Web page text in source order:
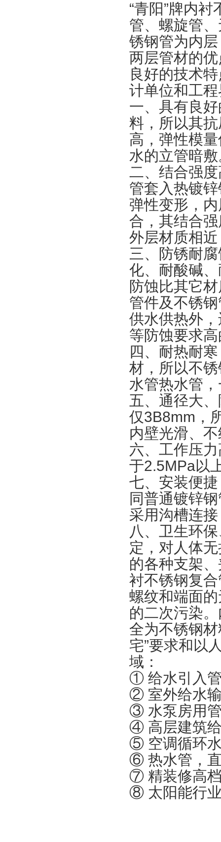
“青阳”牌内
管、螺旋管
锈钢管为内
两层管材的
良好的技术
计单位和工
一、具有良
料，所以其
高，弹性模
水的立管暗
二、结合强
管套入热镀
弹性变形，
合，其结合
外层材质相
三、防锈耐
化、耐酸碱
防蚀比其它
管件及不锈
供水供热外
等防蚀要求
四、耐热耐
材，所以不
水管热水管
五、通径大
仅3B8mm，
内壁光滑、
六、工作压
于2.5MPa以
七、安装便
同普通镀锌
采用沟槽连
八、卫生环
定，对人体
的各种支架
衬不锈钢复
螺纹和端面
的二次污染
全为不锈钢
宅”要求和以
域：
① 给水引入
② 室外给水
③ 水泵房用
④ 高层建筑
⑤ 空调循环
⑥ 热水管，
⑦ 精装修高
⑧ 太阳能行